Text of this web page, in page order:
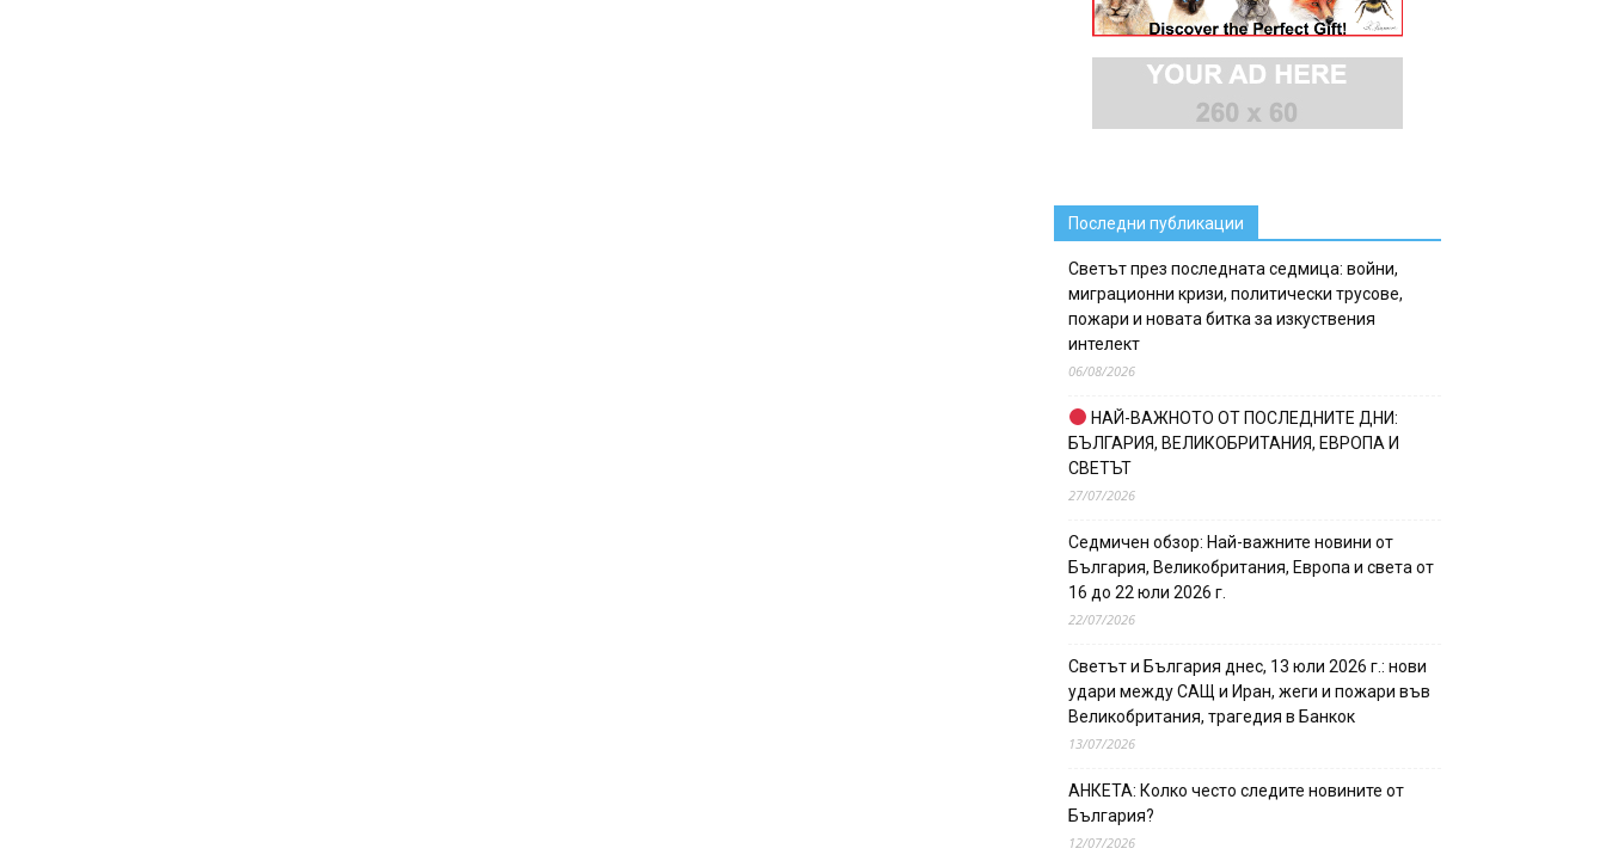
Последни публикации
Светът през последната седмица: войни,
миграционни кризи, политически трусове,
пожари и новата битка за изкуствения
интелект
06/08/2026
НАЙ-ВАЖНОТО ОТ ПОСЛЕДНИТЕ ДНИ:
БЪЛГАРИЯ, ВЕЛИКОБРИТАНИЯ, ЕВРОПА И
СВЕТЪТ
27/07/2026
Седмичен обзор: Най-важните новини от
България, Великобритания, Европа и света от
16 до 22 юли 2026 г.
22/07/2026
Светът и България днес, 13 юли 2026 г.: нови
удари между САЩ и Иран, жеги и пожари във
Великобритания, трагедия в Банкок
13/07/2026
АНКЕТА: Колко често следите новините от
България?
12/07/2026